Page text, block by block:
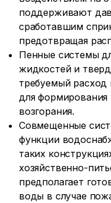
поддерживают
сработавшим
предотвращая
Пенные системы
жидкостей и
требуемый расход
для
возгорания.
Совмещенные
функции
таких
хозяйственно-
предполагает
воды в случае